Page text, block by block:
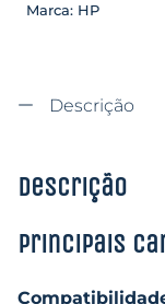
Marca: HP
Descrição
Descrição
Principais